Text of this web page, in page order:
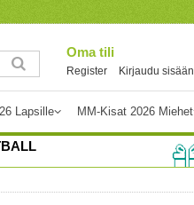
Oma tili
Register Kirjaudu sisään
Lapsille MM-Kisat 2026 Miehet